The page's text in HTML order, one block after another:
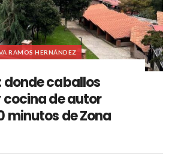
RAMOS HERNÁNDEZ
donde caballos
de autor
minutos de Zona